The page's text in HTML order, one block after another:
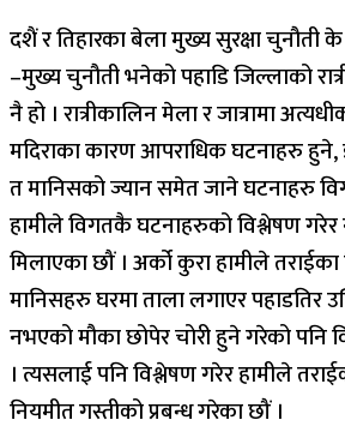
दशैं र तिहारका बेला मुख्य सुरक्षा चुनौती के
–मुख्य चुनौती भनेको पहाडि जिल्लाको
नै हो । रात्रीकालिन मेला र जात्रामा
मदिराका कारण आपराधिक घटनाहरु
त मानिसको ज्यान समेत जाने घटनाहरु
हामीले विगतकै घटनाहरुको विश्लेषण गरेर
मिलाएका छौं । अर्को कुरा हामीले
मानिसहरु घरमा ताला लगाएर पहाडतिर
नभएको मौका छोपेर चोरी हुने गरेको
। त्यसलाई पनि विश्लेषण गरेर हामीले
नियमीत गस्तीको प्रबन्ध गरेका छौं ।